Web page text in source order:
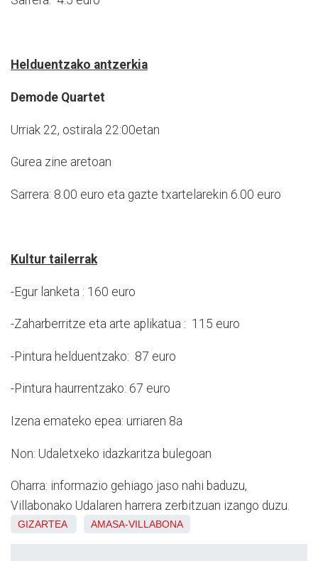
Helduentzako antzerkia
Demode Quartet
Urriak 22, ostirala 22:00etan
Gurea zine aretoan
Sarrera: 8.00 euro eta gazte txartelarekin 6.00 euro
Kultur tailerrak
-Egur lanketa : 160 euro
-Zaharberritze eta arte aplikatua : 115 euro
-Pintura helduentzako: 87 euro
-Pintura haurrentzako: 67 euro
Izena emateko epea: urriaren 8a
Non: Udaletxeko idazkaritza bulegoan
Oharra: informazio gehiago jaso nahi baduzu,
Villabonako Udalaren harrera zerbitzuan izango duzu.
GIZARTEA AMASA-VILLABONA